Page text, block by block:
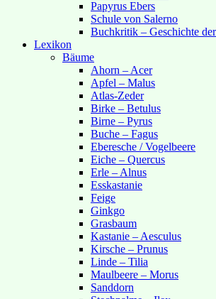
Papyrus Ebers
Schule von Salerno
Buchkritik – Geschichte
Lexikon
Bäume
Ahorn – Acer
Apfel – Malus
Atlas-Zeder
Birke – Betulus
Birne – Pyrus
Buche – Fagus
Eberesche / Vogelbeere
Eiche – Quercus
Erle – Alnus
Esskastanie
Feige
Ginkgo
Grasbaum
Kastanie – Aesculus
Kirsche – Prunus
Linde – Tilia
Maulbeere – Morus
Sanddorn